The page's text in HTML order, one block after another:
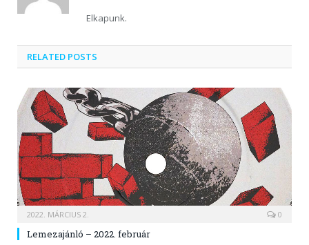
Elkapunk.
RELATED POSTS
2022. MÁRCIUS 2. 0
Lemezajánló – 2022. február